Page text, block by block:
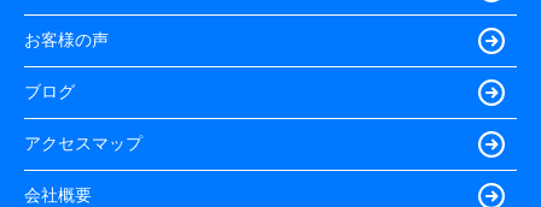
お客様の声
ブログ
アクセスマップ
会社概要